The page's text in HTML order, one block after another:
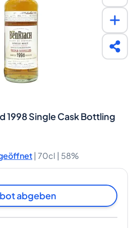
1998 Single Cask Bottling
| 70cl | 58%
abgeben